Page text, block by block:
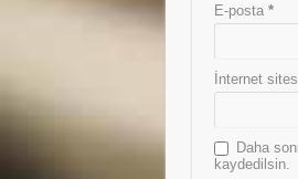
E-posta *
İnternet
Daha
kaydedilsin.